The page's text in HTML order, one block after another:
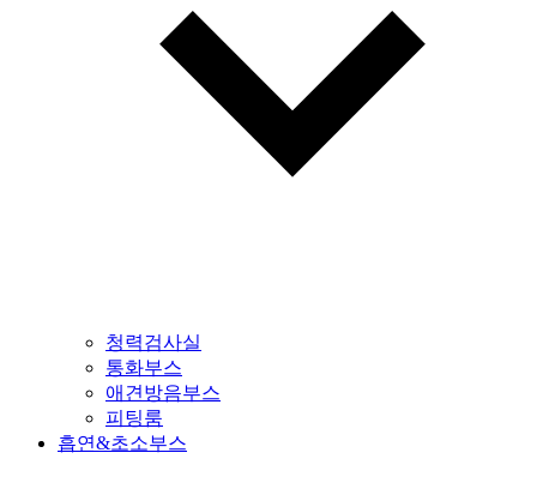
청력검사실
통화부스
애견방음부스
피팅룸
흡연&초소부스